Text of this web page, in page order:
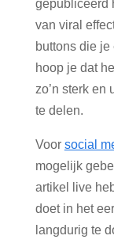
gepubliceerd
van viral
buttons die
hoop je dat
zo’n sterk en
te delen.
Voor social
mogelijk
artikel live
doet in het
langdurig te